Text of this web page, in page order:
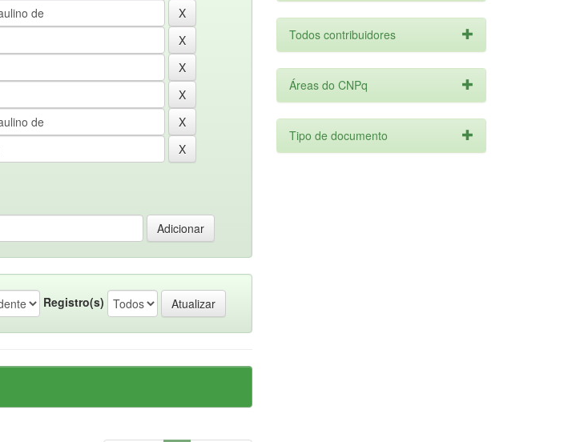
Registro(s)
Todos contribuidores
Áreas do CNPq
Tipo de documento